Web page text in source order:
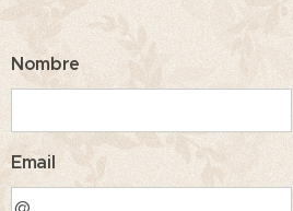
Nombre
Email